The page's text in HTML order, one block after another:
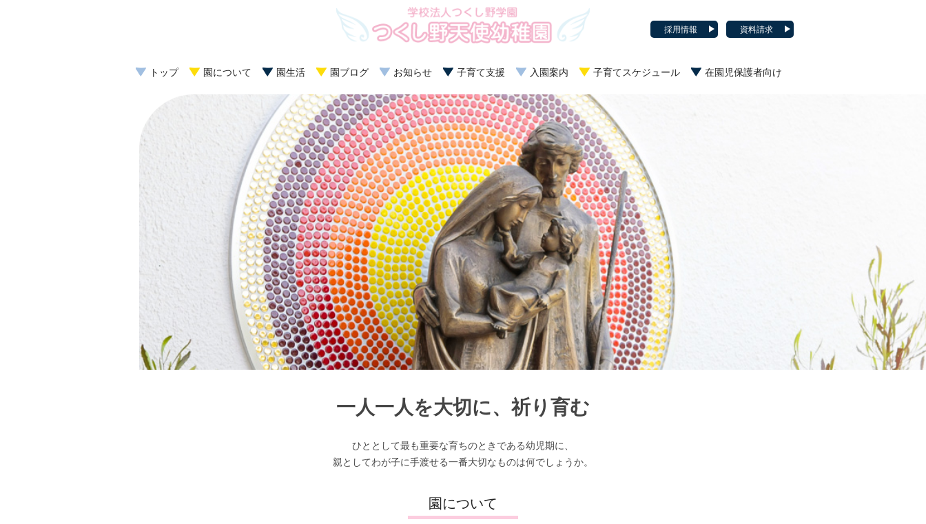
トップ 園について 園生活 園ブログ お知らせ 子育て支援 入園案内 子育てスケジュール 在園児保護者向け
資料請求
採用情報
一人一人を大切に、祈り育む
ひととして最も重要な育ちのときである幼児期に、
親としてわが子に手渡せる一番大切なものは何でしょうか。
園について